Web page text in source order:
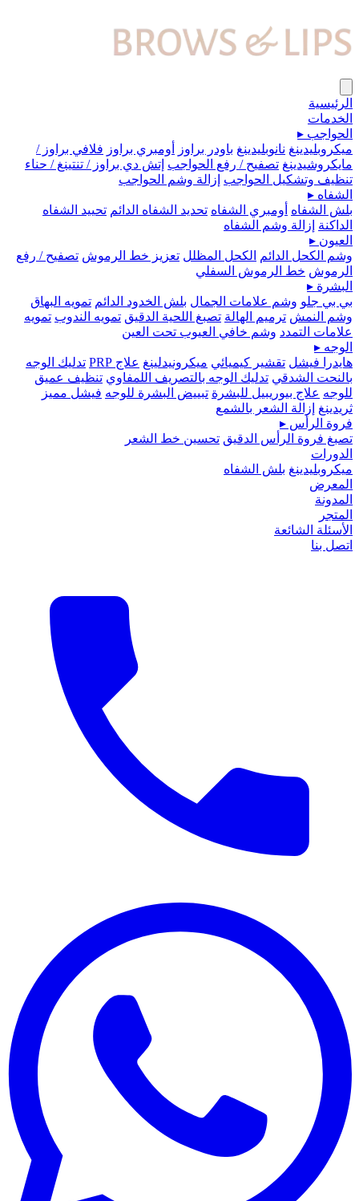
الرئيسية
الخدمات
الحواجب ▸
ميكروبلیدينغ نانوبليدينغ باودر براوز أومبري براوز فلافي براوز /
مايكروشيدينغ تصفيح / رفع الحواجب إتش دي براوز / تنتينغ / حناء
تنظيف وتشكيل الحواجب إزالة وشم الحواجب
الشفاه ▸
بلش الشفاه أومبري الشفاه تحديد الشفاه الدائم تحييد الشفاه
الداكنة إزالة وشم الشفاه
العيون ▸
وشم الكحل الدائم
الكحل المظلل تعزيز خط الرموش تصفيح / رفع
الرموش خط الرموش السفلي
البشرة ▸
بي بي جلو وشم علامات الجمال بلش الخدود الدائم تمويه البهاق
وشم النمش ترميم الهالة تصبغ اللحية الدقيق تمويه الندوب تمويه
علامات التمدد وشم خافي العيوب تحت العين
الوجه ▸
هايدرا فيشل تقشير كيميائي ميكرونيدلينغ علاج PRP
تدليك الوجه
بالنحت الشدقي تدليك الوجه بالتصريف اللمفاوي تنظيف عميق
للوجه علاج بيوريبيل للبشرة تبييض البشرة للوجه فيشل مميز
ثريدينغ إزالة الشعر بالشمع
فروة الرأس ▸
تصبغ فروة الرأس الدقيق تحسين خط الشعر
الدورات
ميكروبلیدينغ بلش الشفاه
المعرض
المدونة
المتجر
الأسئلة الشائعة
اتصل بنا